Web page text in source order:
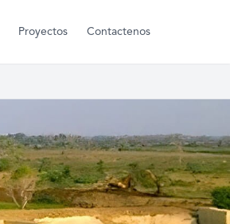
Proyectos Contactenos